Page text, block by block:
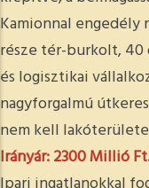
Kamionnal
része tér-burkolt,
és logisztikai
nagyforgalmú
nem kell
Irányár: 2300 Millió